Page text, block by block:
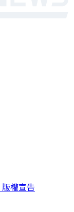
版權宣告